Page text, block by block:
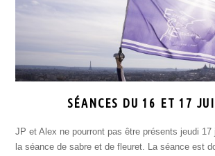
SÉANCES DU 16 ET 17
JP et Alex ne pourront pas être présents jeudi 17
la séance de sabre et de fleuret. La séance est